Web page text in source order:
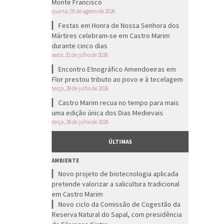
Monte Francisco
quarta, 05 de agosto de 2026
Festas em Honra de Nossa Senhora dos
Mártires celebram-se em Castro Marim
durante cinco dias
sexta, 31 de julho de 2026
Encontro Etnográfico Amendoeiras em
Flor prestou tributo ao povo e à tecelagem
terça, 28 de julho de 2026
Castro Marim recua no tempo para mais
uma edição única dos Dias Medievais
terça, 28 de julho de 2026
ÚLTIMAS
AMBIENTE
Novo projeto de biotecnologia aplicada
pretende valorizar a salicultura tradicional
em Castro Marim
Novo ciclo da Comissão de Cogestão da
Reserva Natural do Sapal, com presidência